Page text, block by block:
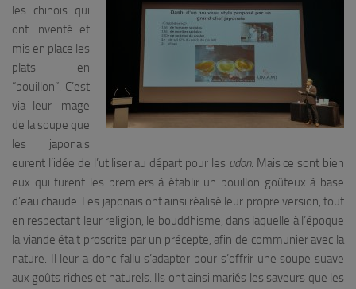
les chinois qui
ont inventé et
mis en place les
plats en
“bouillon”. C’est
via leur image
de la soupe que
les japonais
eurent l’idée de l’utiliser au départ pour les udon. Mais ce sont bien
eux qui furent les premiers à établir un bouillon goûteux à base
d’eau chaude. Les japonais ont ainsi réalisé leur propre version, tout
en respectant leur religion, le bouddhisme, dans laquelle à l’époque
la viande était proscrite par un précepte, afin de communier avec la
nature. Il leur a donc fallu s’adapter pour s’offrir une soupe suave
aux goûts riches et naturels. Ils ont ainsi mariés les saveurs que les